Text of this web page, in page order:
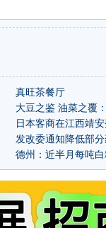
真旺茶餐厅
大豆之鉴 油菜之覆
日本客商在江西靖
殖
发改委通知降低部
德州：近半月每吨